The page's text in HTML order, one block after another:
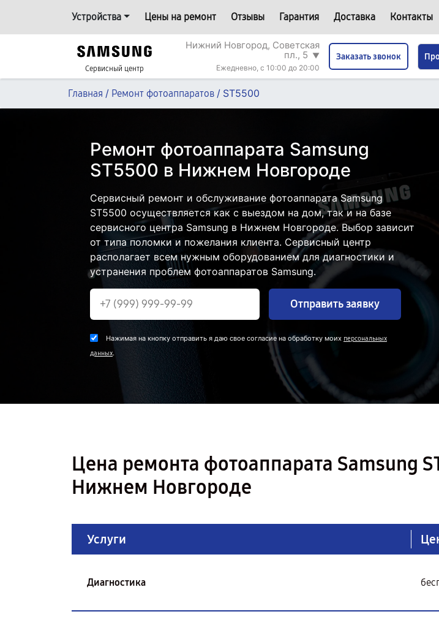
Устройства Цены на ремонт Отзывы Гарантия Доставка Контакты
Сервисный центр
Нижний Новгород, Советская
пл., 5 ▼
Ежедневно, с 10:00 до 20:00
Заказать звонок
Главная / Ремонт фотоаппаратов / ST5500
Ремонт фотоаппарата Samsung
ST5500 в Нижнем Новгороде
Сервисный ремонт и обслуживание фотоаппарата Samsung
ST5500 осуществляется как с выездом на дом, так и на базе
сервисного центра Samsung в Нижнем Новгороде. Выбор зависит
от типа поломки и пожелания клиента. Сервисный центр
располагает всем нужным оборудованием для диагностики и
устранения проблем фотоаппаратов Samsung.
Отправить заявку
Нажимая на кнопку отправить я даю свое согласие на обработку моих персональных
данных.
Цена ремонта фотоаппарата Samsung
Нижнем Новгороде
Услуги
Диагностика